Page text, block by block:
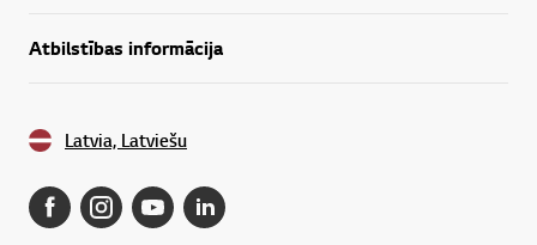
Atbilstības informācija
Latvia, Latviešu